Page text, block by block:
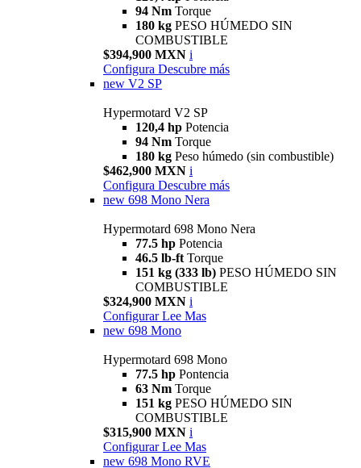
94 Nm Torque
180 kg PESO HÚMEDO SIN
COMBUSTIBLE
$394,900 MXN i
Configura Descubre más
new V2 SP
Hypermotard V2 SP
120,4 hp Potencia
94 Nm Torque
180 kg Peso húmedo (sin combustible)
$462,900 MXN i
Configura Descubre más
new 698 Mono Nera
Hypermotard 698 Mono Nera
77.5 hp Potencia
46.5 lb-ft Torque
151 kg (333 lb) PESO HÚMEDO SIN
COMBUSTIBLE
$324,900 MXN i
Configurar Lee Mas
new 698 Mono
Hypermotard 698 Mono
77.5 hp Pontencia
63 Nm Torque
151 kg PESO HÚMEDO SIN
COMBUSTIBLE
$315,900 MXN i
Configurar Lee Mas
new 698 Mono RVE